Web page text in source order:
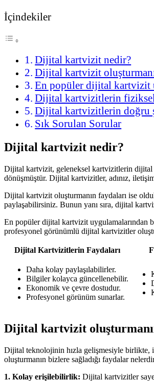
İçindekiler
Dijital kartvizit nedir?
Dijital kartvizit
En popüler dijital kartvizit
Dijital kartvizitlerin
Dijital kartvizitlerin doğru
Sık Sorulan Sorular
Dijital kartvizit nedir?
Dijital kartvizit, geleneksel kartvizitlerin dijital
dönüşmüştür. Dijital kartvizitler, adınız,
Dijital kartvizit oluşturmanın faydaları ise
paylaşabilirsiniz. Bunun yanı sıra, dijital
En popüler dijital kartvizit uygulamalarından
profesyonel görünümlü dijital kartvizitler
Dijital Kartvizitlerin Faydaları
Daha kolay paylaşılabilirler.
Bilgiler kolayca güncellenebilir.
Ekonomik ve çevre dostudur.
Profesyonel görünüm sunarlar.
Dijital kartvizit
Dijital teknolojinin hızla gelişmesiyle birlikte,
oluşturmanın bizlere sağladığı faydalar
1. Kolay erişilebilirlik: Dijital kartvizitler